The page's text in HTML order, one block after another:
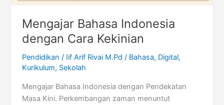
Mengajar Bahasa Indonesia
dengan Cara Kekinian
Pendidikan / Iif Arif Rivai M.Pd/ Bahasa, Digital,
Kurikulum, Sekolah
Mengajar Bahasa Indonesia dengan Pendekatan
Masa Kini. Perkembangan zaman menuntut